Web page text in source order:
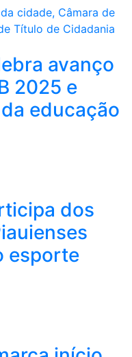
cidade, Câmara de
Título de Cidadania
avanço
2025 e
educação
dos
esporte